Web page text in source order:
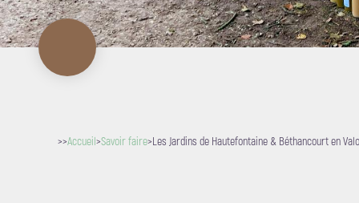
>>Accueil>Savoir faire>Les Jardins de Hautefontaine & Béthancourt en